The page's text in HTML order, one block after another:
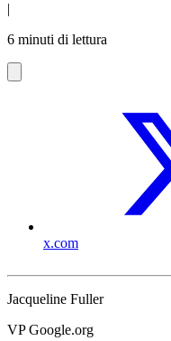
|
6 minuti di lettura
x.com
Jacqueline Fuller
VP Google.org